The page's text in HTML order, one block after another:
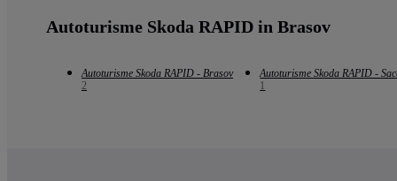
Autoturisme Skoda RAPID in Brasov
Autoturisme Skoda RAPID - Brasov
2
Autoturisme Skoda RAPID -
1